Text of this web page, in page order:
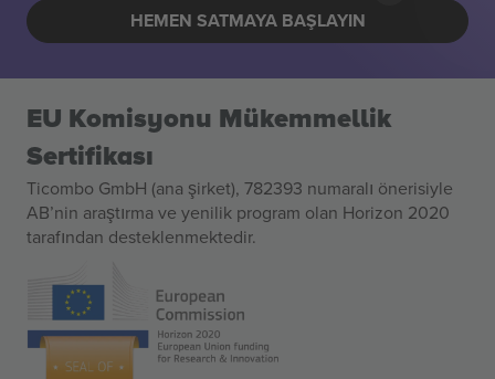
HEMEN SATMAYA BAŞLAYIN
EU Komisyonu Mükemmellik
Sertifikası
Ticombo GmbH (ana şirket), 782393 numaralı önerisiyle
AB’nin araştırma ve yenilik program olan Horizon 2020
tarafından desteklenmektedir.